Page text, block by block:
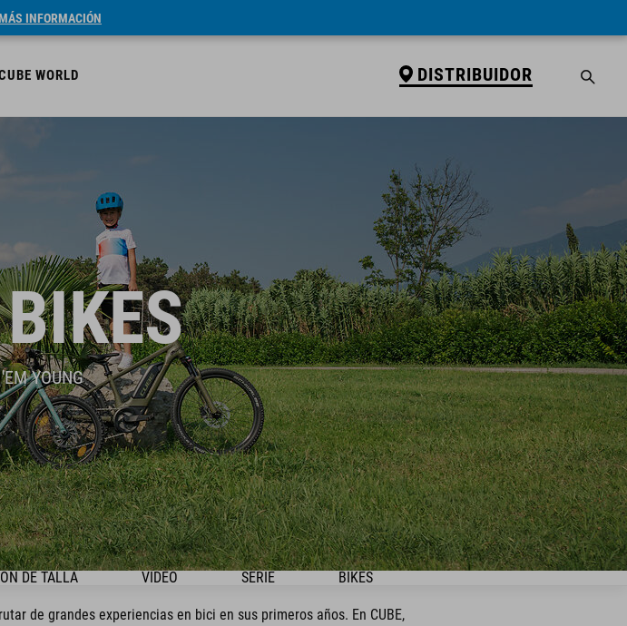
INFORMACIÓN
WORLD DISTRIBUIDOR
YOUNG
DE TALLA VIDEO SERIE BIKES
de grandes experiencias en bici en sus primeros años. En CUBE,